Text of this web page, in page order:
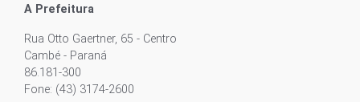
A Prefeitura
Rua Otto Gaertner, 65 - Centro
Cambé - Paraná
86.181-300
Fone: (43) 3174-2600